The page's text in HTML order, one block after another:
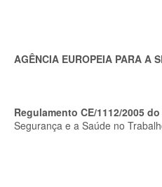
AGÊNCIA EUROPEIA PARA A
Regulamento CE/1112/2005
Segurança e a Saúde no